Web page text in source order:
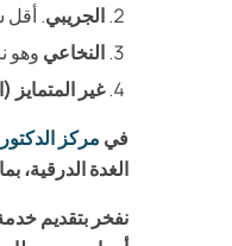
الجريبي. أقل
النخاعي وهو
غير
في مركز
الغدة الدرقية،
نفخر بتقديم